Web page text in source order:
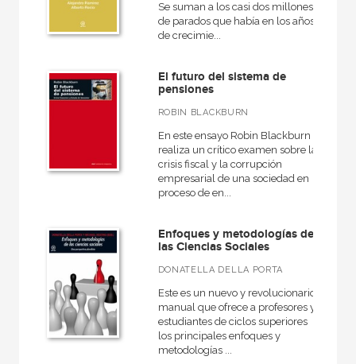
Psicología
Derecho
Arquitectura
Bellas Artes
VER TODAS... (18)
NUESTRAS COLECCIONES
Se suman a los casi dos millones
de parados que había en los años
de crecimie...
El futuro del sistema de
pensiones
ROBIN BLACKBURN
En este ensayo Robin Blackburn
realiza un crítico examen sobre la
crisis fiscal y la corrupción
empresarial de una sociedad en
proceso de en...
Enfoques y metodologías de
las Ciencias Sociales
DONATELLA DELLA PORTA
Este es un nuevo y revolucionario
manual que ofrece a profesores y
estudiantes de ciclos superiores
los principales enfoques y
metodologías ...